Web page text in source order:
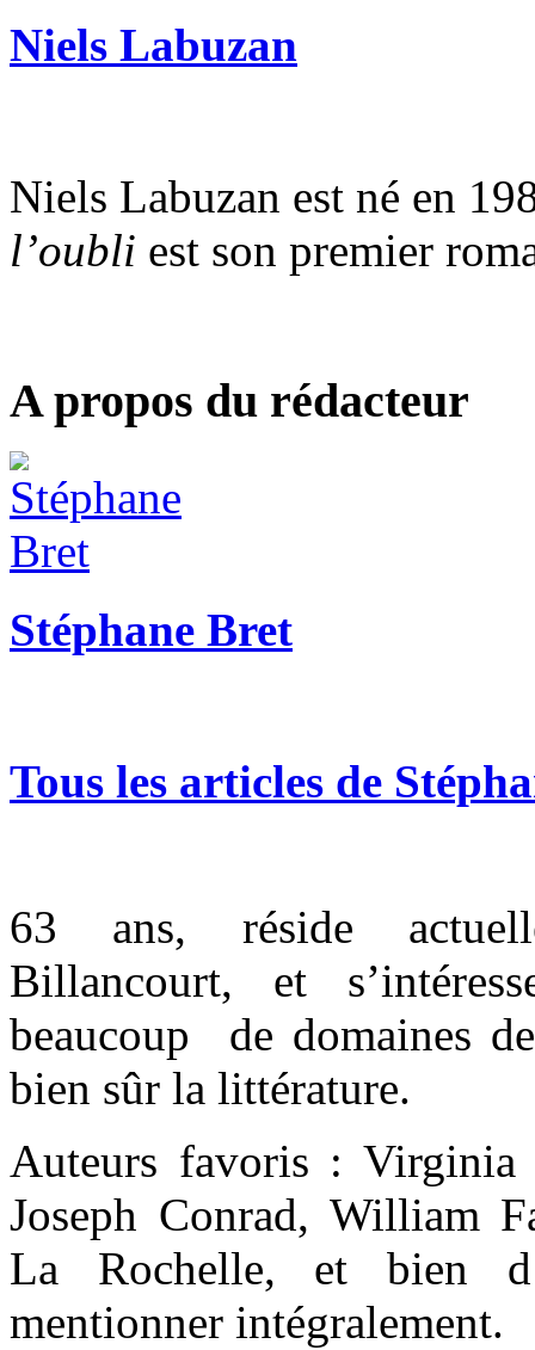
Niels Labuzan
Niels Labuzan est né en
l’oubli est son premier
A propos du rédacteur
Stéphane Bret
Tous les articles de
63 ans, réside
Billancourt, et
beaucoup de domaines
bien sûr la littérature.
Auteurs favoris : Virginia
Joseph Conrad, William
La Rochelle, et bien
mentionner intégralement.